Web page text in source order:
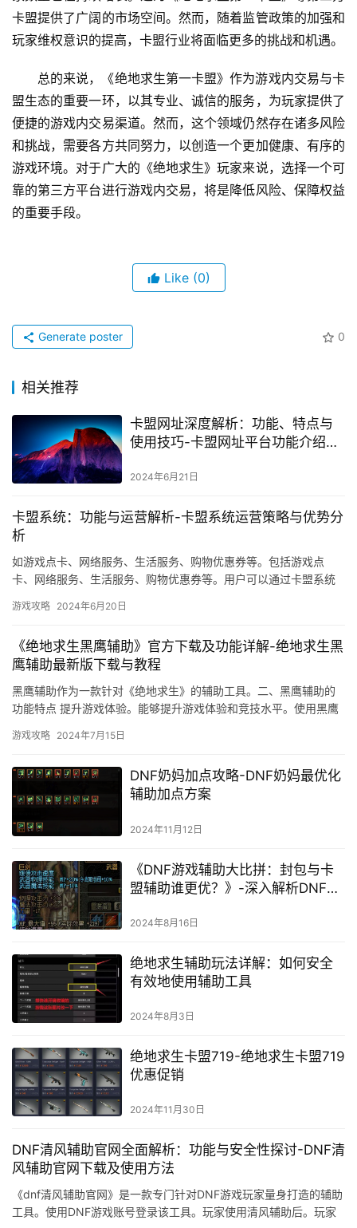
卡盟提供了广阔的市场空间。然而，随着监管政策的加强和
玩家维权意识的提高，卡盟行业将面临更多的挑战和机遇。
总的来说，《绝地求生第一卡盟》作为游戏内交易与卡
盟生态的重要一环，以其专业、诚信的服务，为玩家提供了
便捷的游戏内交易渠道。然而，这个领域仍然存在诸多风险
和挑战，需要各方共同努力，以创造一个更加健康、有序的
游戏环境。对于广大的《绝地求生》玩家来说，选择一个可
靠的第三方平台进行游戏内交易，将是降低风险、保障权益
的重要手段。
Like (0)
0
Generate poster
相关推荐
卡盟网址深度解析：功能、特点与
使用技巧-卡盟网址平台功能介绍与
2024年6月21日
卡盟系统：功能与运营解析-卡盟系统运营策略与优势分
析
如游戏点卡、网络服务、生活服务、购物优惠券等。包括游戏点
卡、网络服务、生活服务、购物优惠券等。用户可以通过卡盟系统
游戏攻略 2024年6月20日
《绝地求生黑鹰辅助》官方下载及功能详解-绝地求生黑
鹰辅助最新版下载与教程
黑鹰辅助作为一款针对《绝地求生》的辅助工具。二、黑鹰辅助的
功能特点 提升游戏体验。能够提升游戏体验和竞技水平。使用黑鹰
游戏攻略 2024年7月15日
DNF奶妈加点攻略-DNF奶妈最优化
辅助加点方案
2024年11月12日
《DNF游戏辅助大比拼：封包与卡
盟辅助谁更优？》-深入解析DNF封
与风险
2024年8月16日
绝地求生辅助玩法详解：如何安全
有效地使用辅助工具
2024年8月3日
绝地求生卡盟719-绝地求生卡盟719
优惠促销
2024年11月30日
DNF清风辅助官网全面解析：功能与安全性探讨-DNF清
风辅助官网下载及使用方法
《dnf清风辅助官网》是一款专门针对DNF游戏玩家量身打造的辅助
工具。使用DNF游戏账号登录该工具。玩家使用清风辅助后。玩家